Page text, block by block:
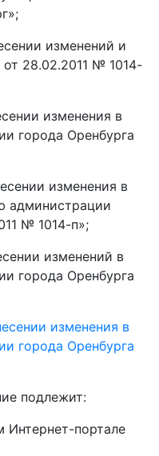
изменений и
28.02.2011 № 1014-
изменения в
города Оренбурга
изменения в
администрации
№ 1014-п»;
изменений в
города Оренбурга
изменения в
города Оренбурга
подлежит:
портале